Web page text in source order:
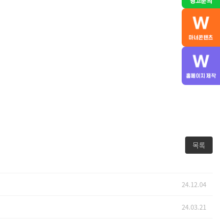
목록
24.12.04
24.03.21